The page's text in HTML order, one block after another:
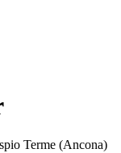
Terme (Ancona)